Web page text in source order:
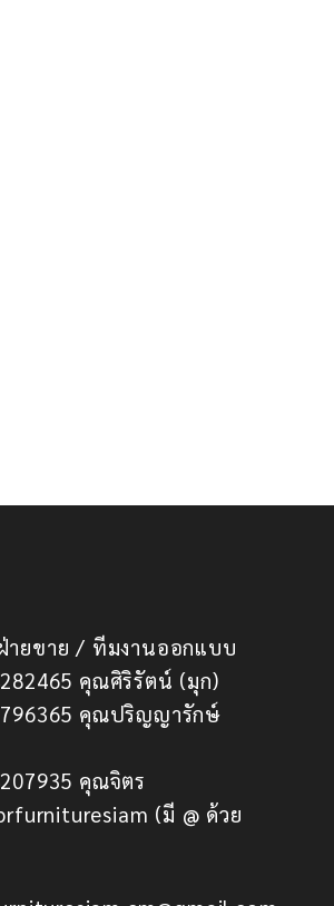
ายขาย / ทีมงานออกแบบ
คุณศิริรัตน์ (มุก)
คุณปริญญารักษ์
คุณจิตร
(มี @ ด้วย